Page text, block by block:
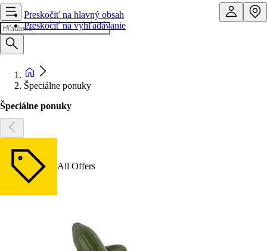
Preskočiť na hlavný obsah
Preskočiť na vyhľadávanie
Špeciálne ponuky
Špeciálne ponuky
All Offers